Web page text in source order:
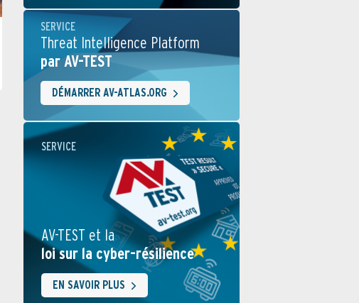
SERVICE
Threat Intelligence Platform
par AV-TEST
DÉMARRER AV-ATLAS.ORG
SERVICE
AV-TEST et la
loi sur la cyber-résilience
EN SAVOIR PLUS